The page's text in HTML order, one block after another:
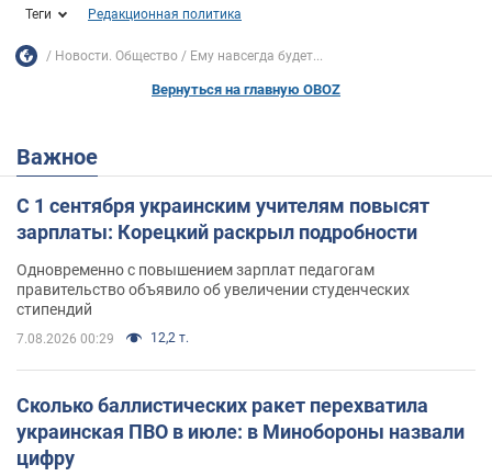
Теги Редакционная политика
Новости. Общество Ему навсегда будет...
Вернуться на главную OBOZ
Важное
С 1 сентября украинским учителям повысят
зарплаты: Корецкий раскрыл подробности
Одновременно с повышением зарплат педагогам
правительство объявило об увеличении студенческих
стипендий
7.08.2026 00:29 12,2 т.
Сколько баллистических ракет перехватила
украинская ПВО в июле: в Минобороны назвали
цифру